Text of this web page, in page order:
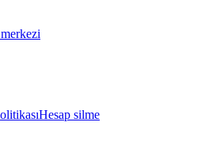
Hesap silme